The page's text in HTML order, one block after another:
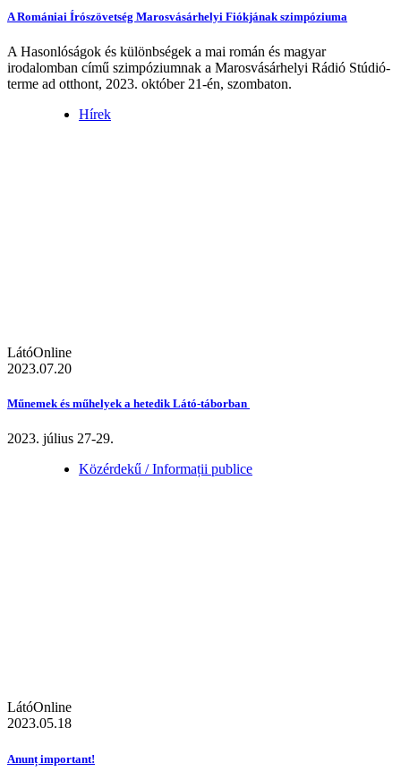
A Romániai Írószövetség Marosvásárhelyi Fiókjának szimpóziuma
A Hasonlóságok és különbségek a mai román és magyar
irodalomban című szimpóziumnak a Marosvásárhelyi Rádió Stúdió-
terme ad otthont, 2023. október 21-én, szombaton.
Hírek
LátóOnline
2023.07.20
Műnemek és műhelyek a hetedik Látó-táborban
2023. július 27-29.
Közérdekű / Informații publice
LátóOnline
2023.05.18
Anunț important!